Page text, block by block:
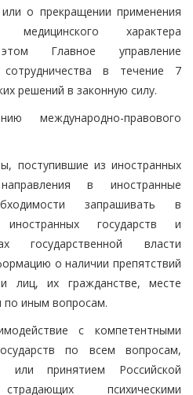
о прекращении применения
медицинского характера
Главное управление
сотрудничества в течение 7
решений в законную силу.
международно-правового
поступившие из иностранных
в иностранные
запрашивать в
государств и
государственной власти
о наличии препятствий
лиц, их гражданстве, месте
по иным вопросам.
с компетентными
по всем вопросам,
или принятием Российской
психическими